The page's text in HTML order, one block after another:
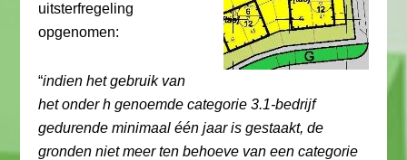
uitsterfregeling
opgenomen:
“indien het gebruik van
het onder h genoemde categorie 3.1-bedrijf
gedurende minimaal één jaar is gestaakt, de
gronden niet meer ten behoeve van een categorie